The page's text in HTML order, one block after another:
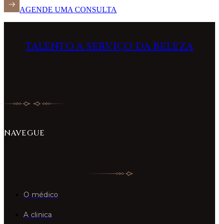
AGENDE UMA CONSULTA
TALENTO A SERVIÇO DA BELEZA
NAVEGUE
O médico
A clinica